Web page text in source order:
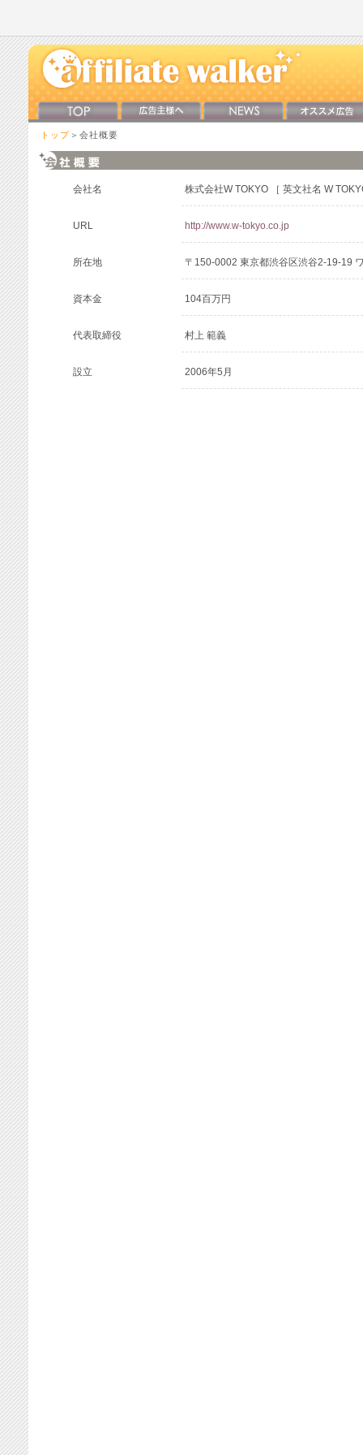
トップ ＞会社概要
会社名 株式会社W TOKYO ［ 英文社名 W
URL http://www.w-tokyo.co.jp
所在地 〒150-0002 東京都渋谷区渋谷2-19-19
資本金 104百万円
代表取締役 村上 範義
設立 2006年5月